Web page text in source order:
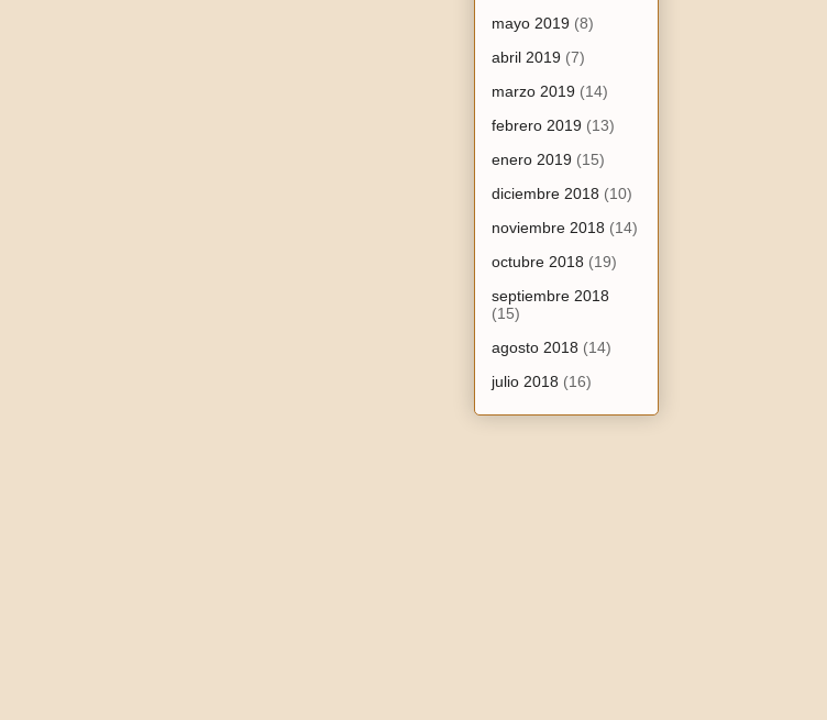
mayo 2019 (8)
abril 2019 (7)
marzo 2019 (14)
febrero 2019 (13)
enero 2019 (15)
diciembre 2018 (10)
noviembre 2018 (14)
octubre 2018 (19)
septiembre 2018
(15)
agosto 2018 (14)
julio 2018 (16)